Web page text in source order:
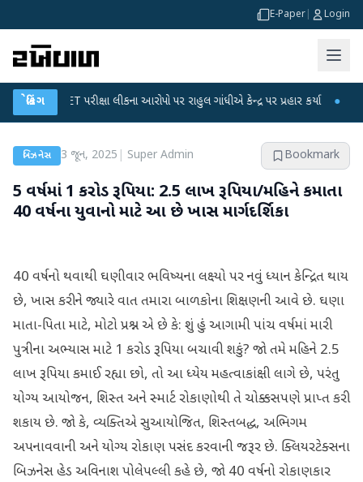
E-Paper Login
બ્રેકિંગ
NET પરીક્ષા લીકના આરોપો પર રાહુલ ગાંધીએ કેન્દ્ર પર પ્રહાર કર્યા ●
બિઝનેસ 3 જૂન, 2025 Super Admin Bookmark
5 વર્ષમાં 1 કરોડ રૂપિયા: 2.5 લાખ રૂપિયા/મહિને કમાતા
40 વર્ષના યુવાનો માટે આ છે ખાસ માર્ગદર્શિકા
40 વર્ષનો થવાથી ઘણીવાર ભવિષ્યના લક્ષ્યો પર નવું ધ્યાન કેન્દ્રિત થાય
છે, ખાસ કરીને જ્યારે વાત તમારા બાળકોના શિક્ષણની આવે છે. ઘણા
માતા-પિતા માટે, મોટો પ્રશ્ન એ છે કે: શું હું આગામી પાંચ વર્ષમાં મારી
પુત્રીના અભ્યાસ માટે 1 કરોડ રૂપિયા બચાવી શકું? જો તમે મહિને 2.5
લાખ રૂપિયા કમાઈ રહ્યા છો, તો આ ધ્યેય મહત્વાકાંક્ષી લાગે છે, પરંતુ
યોગ્ય આયોજન, શિસ્ત અને સ્માર્ટ રોકાણોથી તે ચોક્કસપણે પ્રાપ્ત કરી
શકાય છે. જો કે, વ્યક્તિએ સુઆયોજિત, શિસ્તબદ્ધ, અભિગમ
અપનાવવાની અને યોગ્ય રોકાણ પસંદ કરવાની જરૂર છે. ક્લિયરટેક્સના
બિઝનેસ હેડ અવિનાશ પોલેપલ્લી કહે છે, જો 40 વર્ષનો રોકાણકાર